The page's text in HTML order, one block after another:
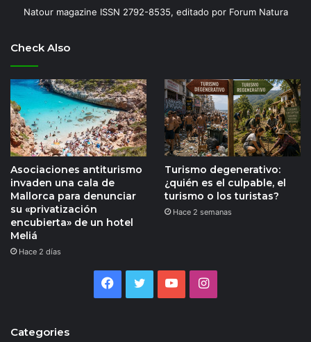
Natour magazine ISSN 2792-8535, editado por Forum Natura
Check Also
Asociaciones antiturismo
invaden una cala de
Mallorca para denunciar
su «privatización
encubierta» de un hotel
Meliá
Hace 2 días
Turismo degenerativo:
¿quién es el culpable, el
turismo o los turistas?
Hace 2 semanas
Facebook
TwitterYouTubeInstagram
Categories